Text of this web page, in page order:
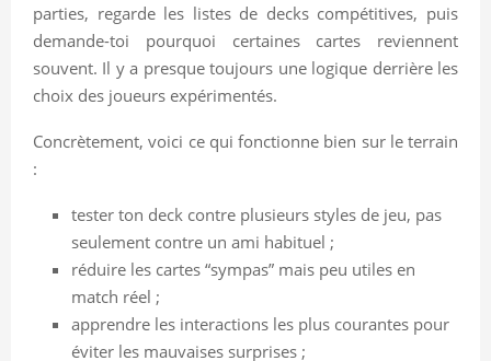
parties, regarde les listes de decks compétitives, puis
demande-toi pourquoi certaines cartes reviennent
souvent. Il y a presque toujours une logique derrière les
choix des joueurs expérimentés.
Concrètement, voici ce qui fonctionne bien sur le terrain
:
tester ton deck contre plusieurs styles de jeu, pas
seulement contre un ami habituel ;
réduire les cartes “sympas” mais peu utiles en
match réel ;
apprendre les interactions les plus courantes pour
éviter les mauvaises surprises ;